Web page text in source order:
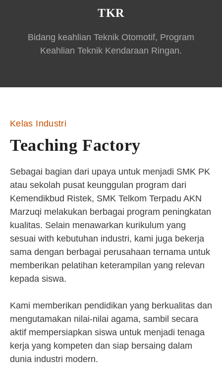
TKR
Bidang keahlian Teknik Otomotif, Program
Keahlian Teknik Kendaraan Ringan.
Kelas Industri
Teaching Factory
Sebagai bagian dari upaya untuk menjadi SMK PK
atau sekolah pusat keunggulan program dari
Kemendikbud Ristek, SMK Telkom Terpadu AKN
Marzuqi melakukan berbagai program peningkatan
kualitas. Selain menawarkan kurikulum yang
sesuai with kebutuhan industri, kami juga bekerja
sama dengan berbagai perusahaan ternama untuk
memberikan pelatihan keterampilan yang relevan
kepada siswa.
Kami memberikan pendidikan yang berkualitas dan
mengutamakan nilai-nilai agama, sambil secara
aktif mempersiapkan siswa untuk menjadi tenaga
kerja yang kompeten dan siap bersaing dalam
dunia industri modern.